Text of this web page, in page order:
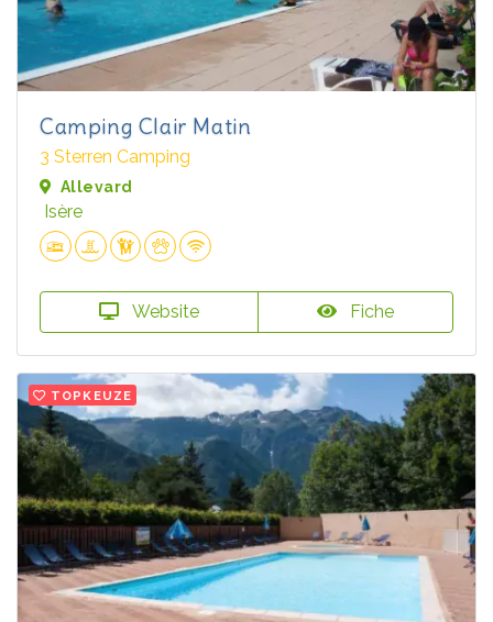
Camping Clair Matin
3 Sterren Camping
Allevard
Isère
Website Fiche
TOPKEUZE